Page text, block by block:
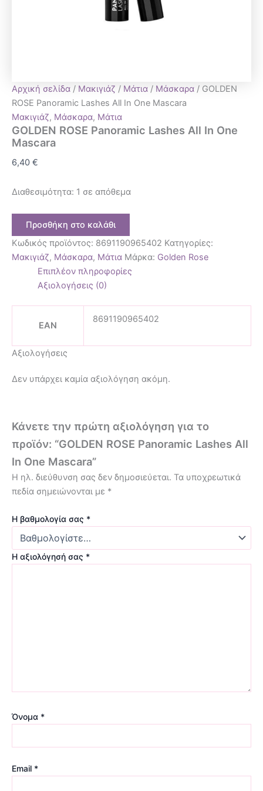
Αρχική σελίδα / Μακιγιάζ / Μάτια / Μάσκαρα / GOLDEN
ROSE Panoramic Lashes All In One Mascara
Μακιγιάζ, Μάσκαρα, Μάτια
GOLDEN ROSE Panoramic Lashes All In One
Mascara
6,40 €
Διαθεσιμότητα: 1 σε απόθεμα
Προσθήκη στο καλάθι
Κωδικός προϊόντος: 8691190965402 Κατηγορίες:
Μακιγιάζ, Μάσκαρα, Μάτια Μάρκα: Golden Rose
Επιπλέον πληροφορίες
Αξιολογήσεις (0)
EAN
8691190965402
Αξιολογήσεις
Δεν υπάρχει καμία αξιολόγηση ακόμη.
Κάνετε την πρώτη αξιολόγηση για το
προϊόν: “GOLDEN ROSE Panoramic Lashes All
In One Mascara”
Η ηλ. διεύθυνση σας δεν δημοσιεύεται. Τα υποχρεωτικά
πεδία σημειώνονται με *
Η βαθμολογία σας *
Η αξιολόγησή σας *
Όνομα *
Email *